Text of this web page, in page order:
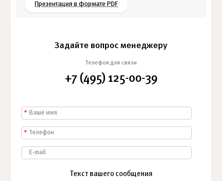
Презентация в формате PDF
Задайте вопрос менеджеру
Телефон для связи
+7 (495) 125-00-39
*
*
Текст вашего сообщения